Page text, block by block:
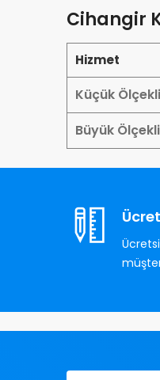
Cihangir
Hizmet
Küçük
Büyük